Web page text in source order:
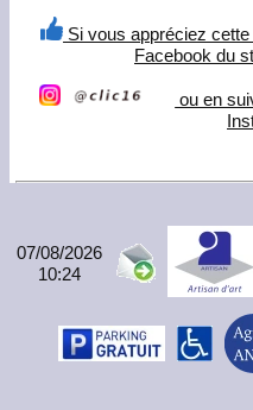
Si vous appréciez
Facebook du
ou en
07/08/2026
10:24